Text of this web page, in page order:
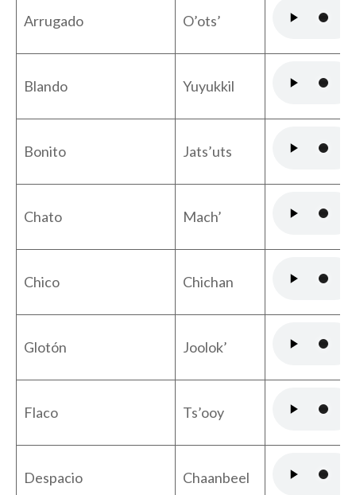
Arrugado O’ots’
Blando Yuyukkil
Bonito Jats’uts
Chato Mach’
Chico Chichan
Glotón Joolok’
Flaco Ts’ooy
Despacio Chaanbeel